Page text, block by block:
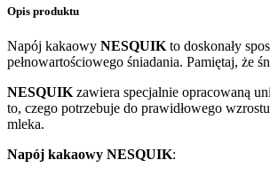
Opis produktu
Napój kakaowy NESQUIK to doskonały
pełnowartościowego śniadania. Pamiętaj, że
NESQUIK zawiera specjalnie opracowaną
to, czego potrzebuje do prawidłowego
mleka.
Napój kakaowy NESQUIK: